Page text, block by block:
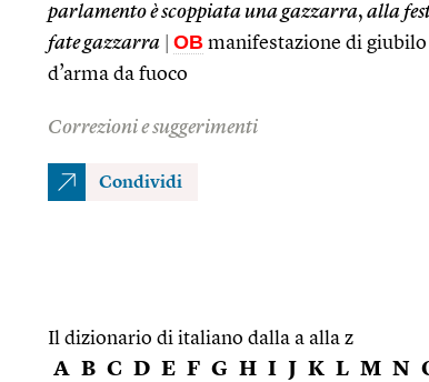
parlamento è scoppiata una gazzarra, alla
fate gazzarra
OB manifestazione di
d’arma da fuoco
Correzioni e suggerimenti
Condividi
Il dizionario di italiano dalla a alla z
A B C D E F G H I J K L M N